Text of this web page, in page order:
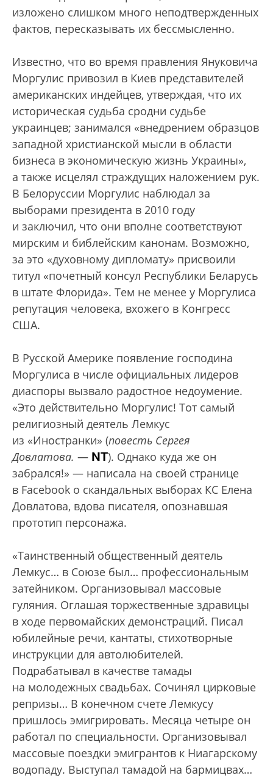
изложено слишком много неподтвержденных
фактов, пересказывать их бессмысленно.
Известно, что во время правления Януковича
Моргулис привозил в Киев представителей
американских индейцев, утверждая, что их
историческая судьба сродни судьбе
украинцев; занимался «внедрением образцов
западной христианской мысли в области
бизнеса в экономическую жизнь Украины»,
а также исцелял страждущих наложением рук.
В Белоруссии Моргулис наблюдал за
выборами президента в 2010 году
и заключил, что они вполне соответствуют
мирским и библейским канонам. Возможно,
за это «духовному дипломату» присвоили
титул «почетный консул Республики Беларусь
в штате Флорида». Тем не менее у Моргулиса
репутация человека, вхожего в Конгресс
США.
В Русской Америке появление господина
Моргулиса в числе официальных лидеров
диаспоры вызвало радостное недоумение.
«Это действительно Моргулис! Тот самый
религиозный деятель Лемкус
из «Иностранки» (повесть Сергея
Довлатова. — NT). Однако куда же он
забрался!» — написала на своей странице
в Facebook о скандальных выборах КС Елена
Довлатова, вдова писателя, опознавшая
прототип персонажа.
«Таинственный общественный деятель
Лемкус… в Союзе был… профессиональным
затейником. Организовывал массовые
гуляния. Оглашая торжественные здравицы
в ходе первомайских демонстраций. Писал
юбилейные речи, кантаты, стихотворные
инструкции для автолюбителей.
Подрабатывал в качестве тамады
на молодежных свадьбах. Сочинял цирковые
репризы… В конечном счете Лемкусу
пришлось эмигрировать. Месяца четыре он
работал по специальности. Организовывал
массовые поездки эмигрантов к Ниагарскому
водопаду. Выступал тамадой на бармицвах…